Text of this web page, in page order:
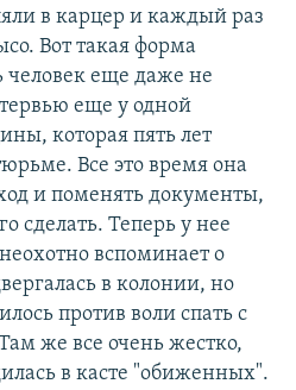
в карцер и каждый раз
Вот такая форма
человек еще даже не
еще у одной
которая пять лет
Все это время она
и поменять документы,
сделать. Теперь у нее
вспоминает о
в колонии, но
против воли спать с
же все очень жестко,
в касте "обиженных".